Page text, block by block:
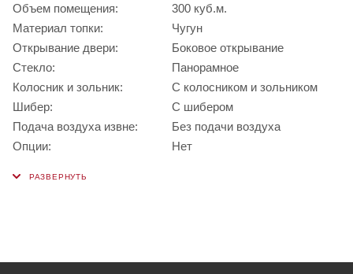
Объем помещения:
300 куб.м.
Материал топки:
Чугун
Открывание двери:
Боковое открывание
Стекло:
Панорамное
Колосник и зольник:
С колосником и зольником
Шибер:
С шибером
Подача воздуха извне:
Без подачи воздуха
Опции:
Нет